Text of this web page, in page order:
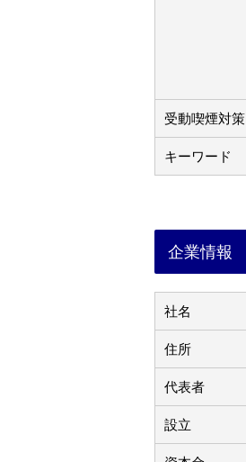
受動喫煙対策
キーワード
企業情報
社名
住所
代表者
設立